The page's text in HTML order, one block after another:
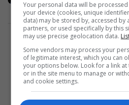
Siguri 20/11/
1
Your personal data will be
your device (cookies, unique
data) may be stored by, accessed by
partners, or used specifically by this
may use precise geolocation data.
Some vendors may process your
of legitimate interest, which you can
your options below. Look for a link
or in the site menu to manage or
and cookie settings.